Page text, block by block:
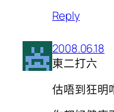
Reply
2008.06.18
東二打六
估唔到狂明